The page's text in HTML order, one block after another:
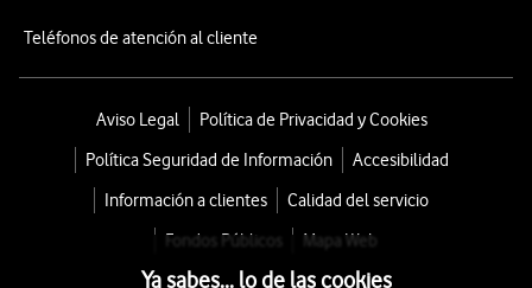
Teléfonos de atención al cliente
Aviso Legal
Política de Privacidad y Cookies
Política Seguridad de Información
Accesibilidad
Información a clientes
Calidad del servicio
Fondos Públicos
Mapa Web
Ya sabes... lo de las cookies